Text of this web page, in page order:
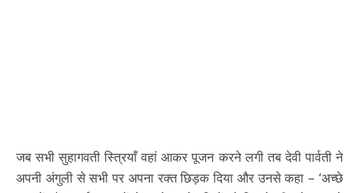
जब सभी सुहागवती स्त्रियाँ वहां आकर पूजन करने लगी तब देवी पार्वती ने
अपनी अंगुली से सभी पर अपना रक्त छिड़क दिया और उनसे कहा – ‘अच्छे